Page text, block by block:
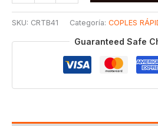
TIPO
B
T304
SKU: CRTB41 Categoría: COPLES
Guaranteed Safe